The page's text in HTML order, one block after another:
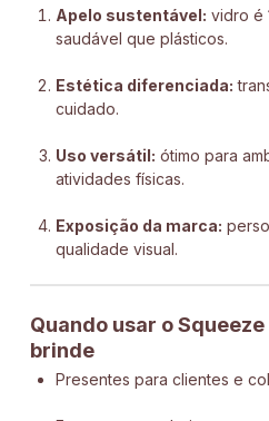
Apelo sustentável: vidro é
saudável que plásticos.
Estética diferenciada:
cuidado.
Uso versátil: ótimo para
atividades físicas.
Exposição da marca:
qualidade visual.
Quando usar o
brinde
Presentes para clientes e